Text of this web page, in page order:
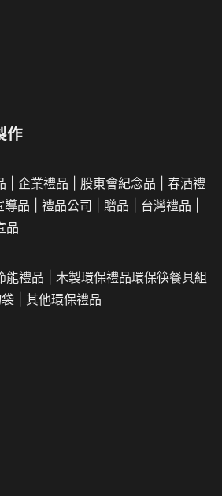
作
企業禮品 股東會紀念品
春酒禮
導品 禮品公司 贈品 台灣禮品
品
能禮品 木製環保禮品環保筷餐具組
其他環保禮品